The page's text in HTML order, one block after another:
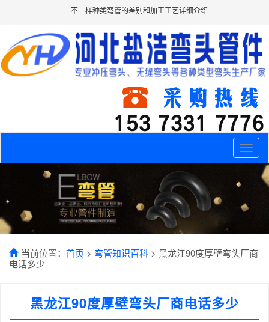
不一样种类弯管的差别和加工工艺详细介绍
Toggle
当前位置： 首页 > 弯管知识百科 > 黑龙江90度厚壁弯头厂商
电话多少
黑龙江90度厚壁弯头厂商电话多少